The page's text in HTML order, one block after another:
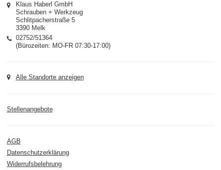
Klaus Haberl GmbH
Schrauben + Werkzeug
Schlitpacherstraße 5
3390 Melk
02752/51364
(Bürozeiten: MO-FR 07:30-17:00)
Alle Standorte anzeigen
Stellenangebote
AGB
Datenschutzerklärung
Widerrufsbelehrung